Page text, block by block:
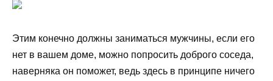
Этим конечно должны заниматься мужчины, если его
нет в вашем доме, можно попросить доброго соседа,
наверняка он поможет, ведь здесь в принципе ничего